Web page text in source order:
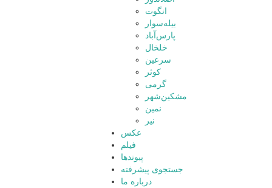
انگوت
بیله‌سوار
پارس‌آباد
خلخال
سرعین
کوثر
گرمی
مشکین‌شهر
نمین
نیر
عکس
فیلم
پیوندها
جستجوی پیشرفته
درباره ما